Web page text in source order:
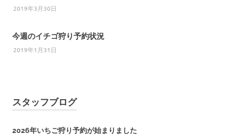
2019年3月30日
今週のイチゴ狩り予約状況
2019年1月31日
スタッフブログ
2026年いちご狩り予約が始まりました